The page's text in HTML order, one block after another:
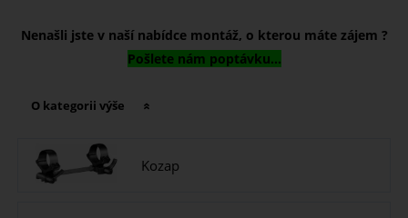
Nenašli jste v naší nabídce montáž, o kterou máte zájem ?
Pošlete nám poptávku...
O kategorii výše
Kozap